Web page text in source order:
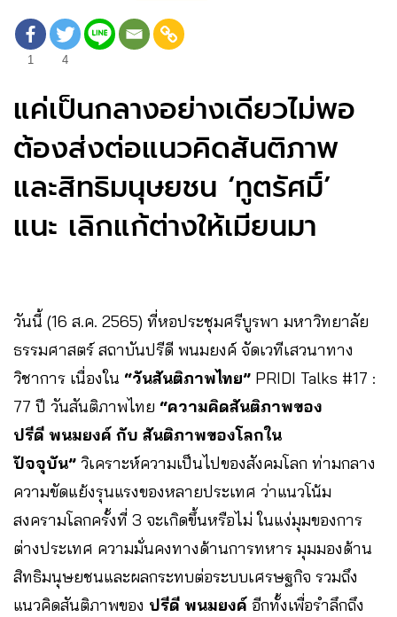
1 4
แค่เป็นกลางอย่างเดียวไม่พอ
ต้องส่งต่อแนวคิดสันติภาพ
และสิทธิมนุษยชน ‘ทูตรัศมิ์’
แนะ เลิกแก้ต่างให้เมียนมา
วันนี้ (16 ส.ค. 2565) ที่หอประชุมศรีบูรพา มหาวิทยาลัย
ธรรมศาสตร์ สถาบันปรีดี พนมยงค์ จัดเวทีเสวนาทาง
วิชาการ เนื่องใน “วันสันติภาพไทย” PRIDI Talks #17 :
77 ปี วันสันติภาพไทย “ความคิดสันติภาพของ
ปรีดี พนมยงค์ กับ สันติภาพของโลกใน
ปัจจุบัน” วิเคราะห์ความเป็นไปของสังคมโลก ท่ามกลาง
ความขัดแย้งรุนแรงของหลายประเทศ ว่าแนวโน้ม
สงครามโลกครั้งที่ 3 จะเกิดขึ้นหรือไม่ ในแง่มุมของการ
ต่างประเทศ ความมั่นคงทางด้านการทหาร มุมมองด้าน
สิทธิมนุษยชนและผลกระทบต่อระบบเศรษฐกิจ รวมถึง
แนวคิดสันติภาพของ ปรีดี พนมยงค์ อีกทั้งเพื่อรำลึกถึง